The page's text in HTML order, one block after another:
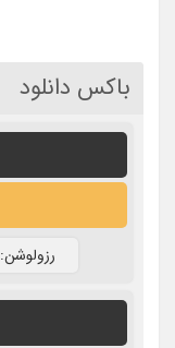
باکس دانلود
رزولوشن: 480p